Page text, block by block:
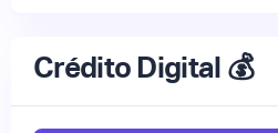
Crédito Digital 💰